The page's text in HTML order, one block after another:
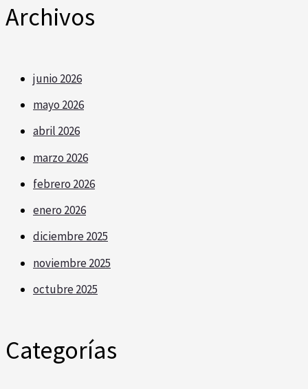
Archivos
junio 2026
mayo 2026
abril 2026
marzo 2026
febrero 2026
enero 2026
diciembre 2025
noviembre 2025
octubre 2025
Categorías